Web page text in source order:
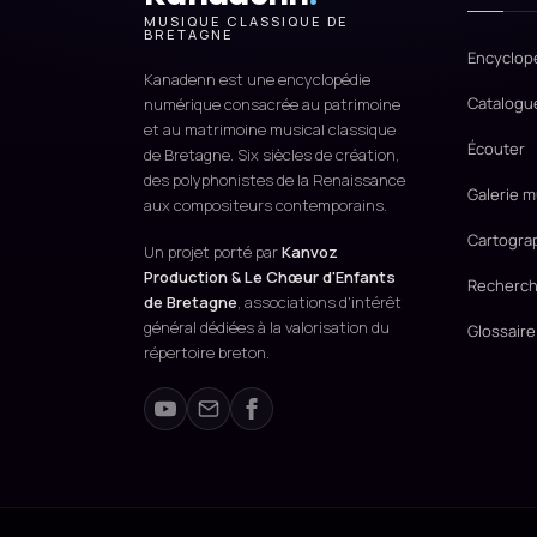
MUSIQUE CLASSIQUE DE
BRETAGNE
Kanadenn est une encyclopédie
numérique consacrée au patrimoine
et au matrimoine musical classique
de Bretagne. Six siècles de création,
des polyphonistes de la Renaissance
aux compositeurs contemporains.
Un projet porté parKanvoz
Production & Le Chœur d'Enfants
de Bretagne, associations d'intérêt
général dédiées à la valorisation du
répertoire breton.
Écouter
Galerie
Glossaire